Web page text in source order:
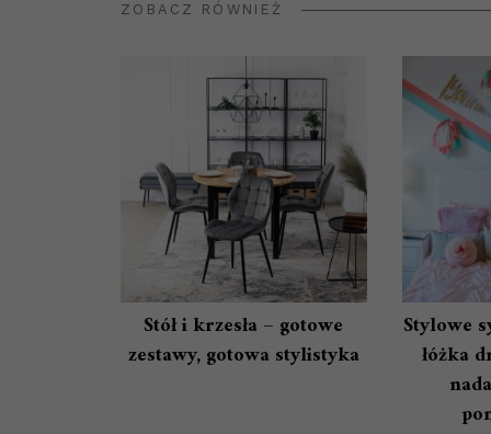
ZOBACZ RÓWNIEŻ
Stół i krzesła – gotowe
zestawy, gotowa stylistyka
Stylowe
łóżka